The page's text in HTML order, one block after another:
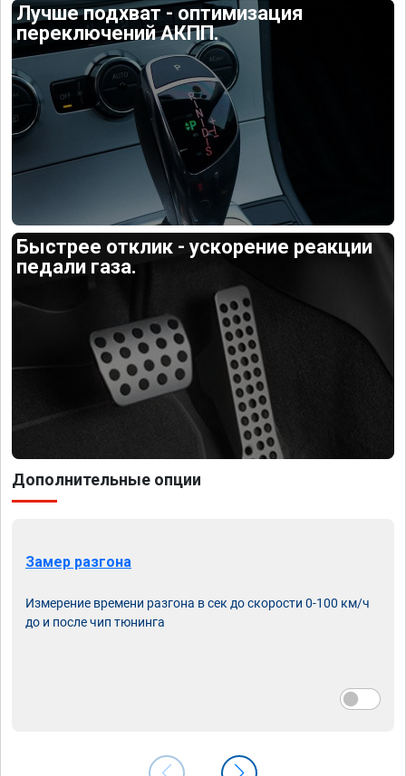
Лучше подхват - оптимизация
переключений АКПП.
Быстрее отклик - ускорение реакции
педали газа.
Дополнительные опции
Замер разгона
Измерение времени разгона в сек до скорости 0-100 км/ч
до и после чип тюнинга